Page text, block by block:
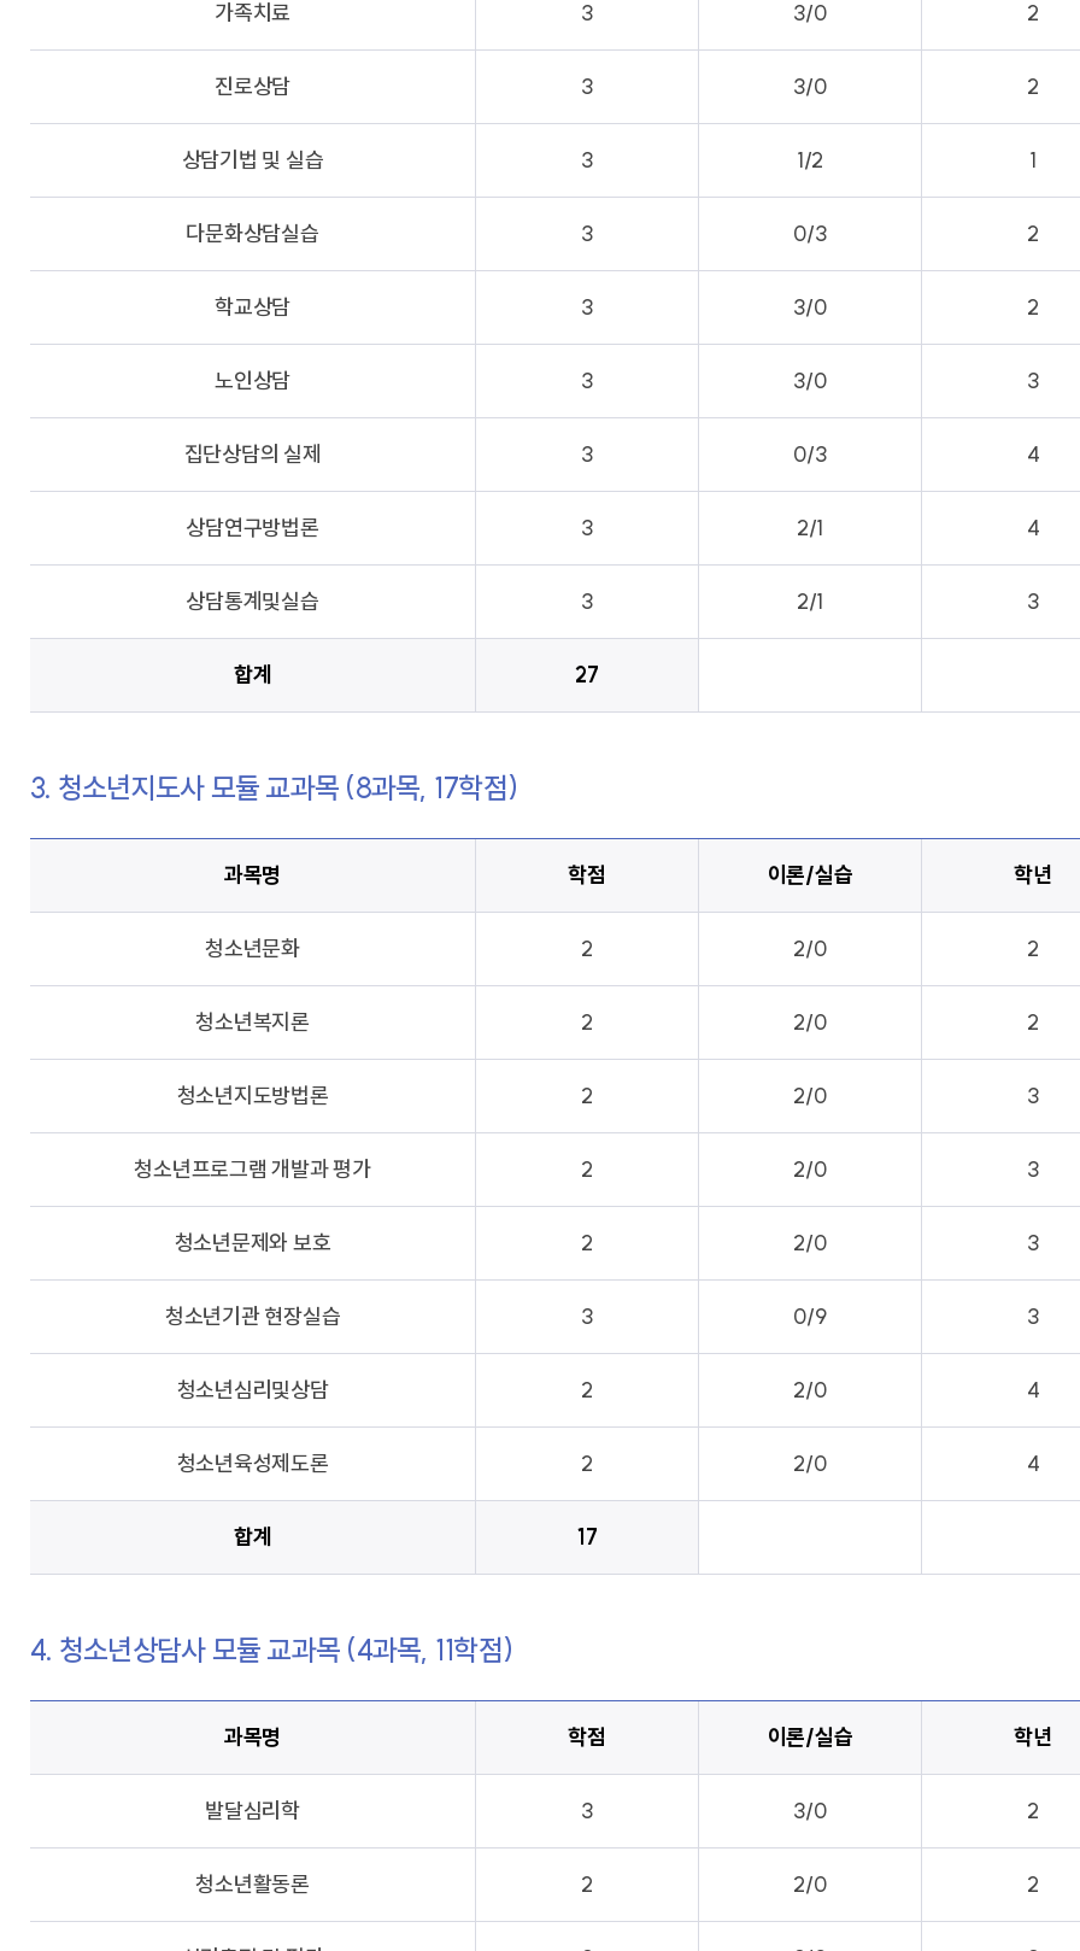
가족치료 3 3/0 2
진로상담 3 3/0 2
상담기법 및 실습 3 1/2 1
다문화상담실습 3 0/3 2
학교상담 3 3/0 2
노인상담 3 3/0 3
집단상담의 실제 3 0/3 4
상담연구방법론 3 2/1 4
상담통계및실습 3 2/1 3
합계 27
3. 청소년지도사 모듈 교과목 (8과목, 17학점)
과목명 학점 이론/실습 학년
청소년문화 2 2/0 2
청소년복지론 2 2/0 2
청소년지도방법론 2 2/0 3
청소년프로그램 개발과 평가 2 2/0 3
청소년문제와 보호 2 2/0 3
청소년기관 현장실습 3 0/9 3
청소년심리및상담 2 2/0 4
청소년육성제도론 2 2/0 4
합계 17
4. 청소년상담사 모듈 교과목 (4과목, 11학점)
과목명 학점 이론/실습 학년
발달심리학 3 3/0 2
청소년활동론 2 2/0 2